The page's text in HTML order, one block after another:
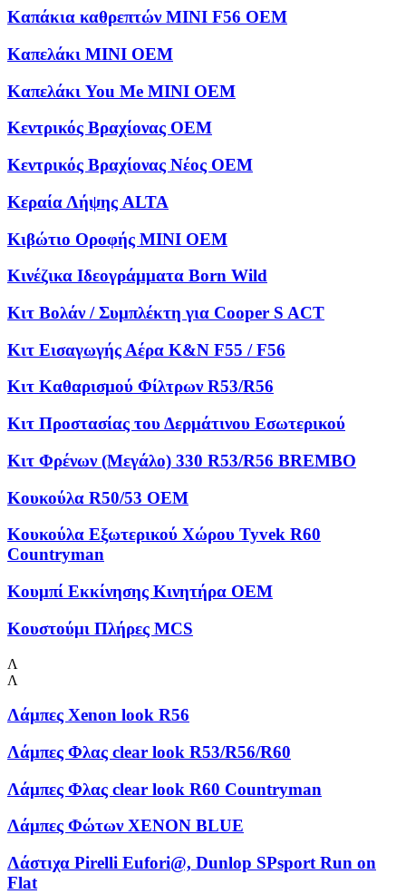
Καπάκια καθρεπτών MINI F56 OEM
Καπελάκι MINI OEM
Καπελάκι You Me MINI OEM
Κεντρικός Βραχίονας OEM
Κεντρικός Βραχίονας Νέος OEM
Κεραία Λήψης ALTA
Κιβώτιο Οροφής MINI OEM
Κινέζικα Ιδεογράμματα Born Wild
Κιτ Βολάν / Συμπλέκτη για Cooper S ACT
Κιτ Εισαγωγής Αέρα K&N F55 / F56
Κιτ Καθαρισμού Φίλτρων R53/R56
Κιτ Προστασίας του Δερμάτινου Εσωτερικού
Κιτ Φρένων (Μεγάλο) 330 R53/R56 BREMBO
Κουκούλα R50/53 OEM
Κουκούλα Εξωτερικού Χώρου Tyvek R60
Countryman
Κουμπί Εκκίνησης Κινητήρα OEM
Κουστούμι Πλήρες MCS
Λ
Λ
Λάμπες Xenon look R56
Λάμπες Φλας clear look R53/R56/R60
Λάμπες Φλας clear look R60 Countryman
Λάμπες Φώτων XENON BLUE
Λάστιχα Pirelli Eufori@, Dunlop SPsport Run on
Flat